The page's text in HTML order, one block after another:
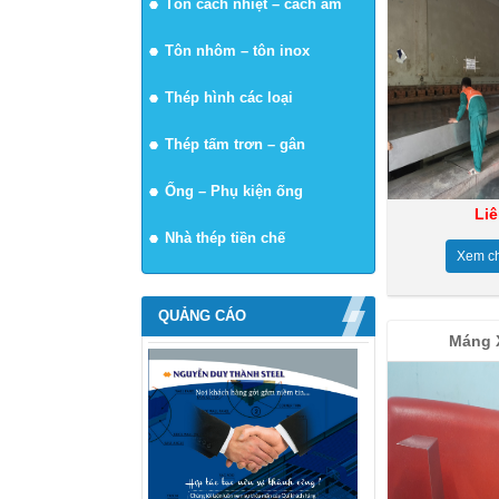
Tôn cách nhiệt – cách âm
Tôn nhôm – tôn inox
Thép hình các loại
Thép tấm trơn – gân
Ống – Phụ kiện ống
Nhà thép tiền chế
QUẢNG CÁO
Xem
Máng